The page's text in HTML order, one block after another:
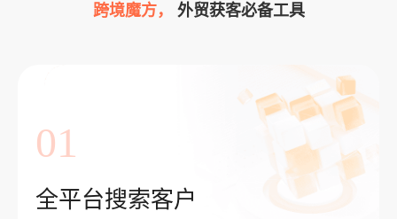
跨境魔方， 外贸获客必备工具
01
全平台搜索客户